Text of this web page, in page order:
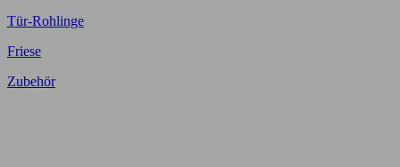
Tür-Rohlinge
Friese
Zubehör